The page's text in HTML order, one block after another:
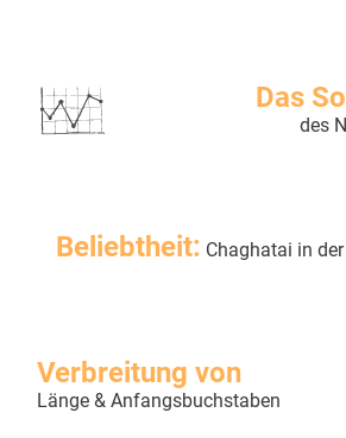
Das
des
Beliebtheit: Chaghatai in
Verbreitung von
Länge & Anfangsbuchstaben